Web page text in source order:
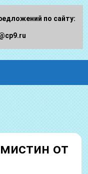
от
по сайту: